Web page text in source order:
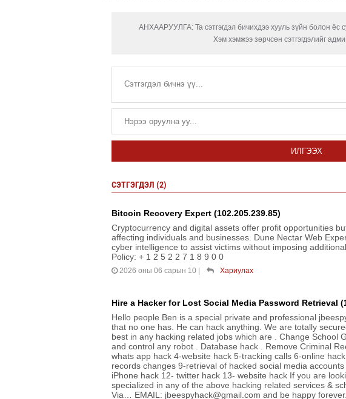
АНХААРУУЛГА: Та сэтгэгдэл бичихдээ хууль зүйн болон ёс
Хэм хэмжээ зөрчсөн сэтгэгдэлийг
ИЛГЭЭХ
СЭТГЭГДЭЛ (2)
Bitcoin Recovery Expert (102.205.239.85)
Cryptocurrency and digital assets offer profit opportunities
affecting individuals and businesses. Dune Nectar Web
cyber intelligence to assist victims without imposing
Policy: + 1 2 5 2 2 7 1 8 9 0 0
2026 оны 06 сарын 10 Хариулах
Hire a Hacker for Lost Social Media Password Retrieval
Hello people Ben is a special private and professional
that no one has. He can hack anything. We are totally
best in any hacking related jobs which are . Change School
and control any robot . Database hack . Remove Criminal
whats app hack 4-website hack 5-tracking calls 6-online
records changes 9-retrieval of hacked social media
iPhone hack 12- twitter hack 13- website hack If you are
specialized in any of the above hacking related services &
Via… EMAIL: jbeespyhack@gmail.com and be happy